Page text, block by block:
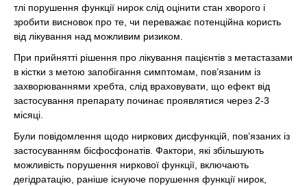
тлі порушення функції нирок слід оцінити стан хворого і
зробити висновок про те, чи переважає потенційна користь
від лікування над можливим ризиком.
При прийнятті рішення про лікування пацієнтів з метастазами
в кістки з метою запобігання симптомам, пов’язаним із
захворюваннями хребта, слід враховувати, що ефект від
застосування препарату починає проявлятися через 2-3
місяці.
Були повідомлення щодо ниркових дисфункцій, пов’язаних із
застосуванням бісфосфонатів. Фактори, які збільшують
можливість порушення ниркової функції, включають
дегідратацію, раніше існуюче порушення функції нирок,